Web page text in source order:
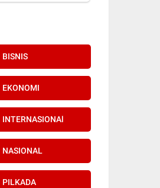
BISNIS
EKONOMI
INTERNASIONAl
NASIONAL
PILKADA